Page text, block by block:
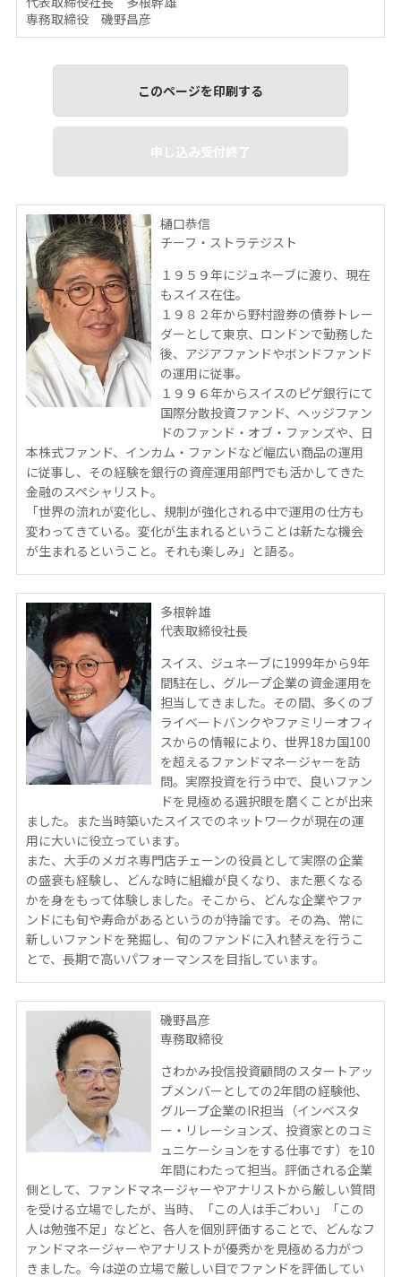
専務取締役 磯野昌彦
このページを印刷する
申し込み受付終了
樋口恭信
チーフ・ストラテジスト
１９５９年にジュネーブに渡り、現在
もスイス在住。
１９８２年から野村證券の債券トレー
ダーとして東京、ロンドンで勤務した
後、アジアファンドやボンドファンド
の運用に従事。
１９９６年からスイスのピゲ銀行にて
国際分散投資ファンド、ヘッジファン
ドのファンド・オブ・ファンズや、日
本株式ファンド、インカム・ファンドなど幅広い商品の運用
に従事し、その経験を銀行の資産運用部門でも活かしてきた
金融のスペシャリスト。
「世界の流れが変化し、規制が強化される中で運用の仕方も
変わってきている。変化が生まれるということは新たな機会
が生まれるということ。それも楽しみ」と語る。
多根幹雄
代表取締役社長
スイス、ジュネーブに1999年から9年
間駐在し、グループ企業の資金運用を
担当してきました。その間、多くのブ
ライベートバンクやファミリーオフィ
スからの情報により、世界18カ国100
を超えるファンドマネージャーを訪
問。実際投資を行う中で、良いファン
ドを見極める選択眼を磨くことが出来
ました。また当時築いたスイスでのネットワークが現在の運
用に大いに役立っています。
また、大手のメガネ専門店チェーンの役員として実際の企業
の盛衰も経験し、どんな時に組織が良くなり、また悪くなる
かを身をもって体験しました。そこから、どんな企業やファ
ンドにも旬や寿命があるというのが持論です。その為、常に
新しいファンドを発掘し、旬のファンドに入れ替えを行うこ
とで、長期で高いパフォーマンスを目指しています。
磯野昌彦
専務取締役
さわかみ投信投資顧問のスタートアッ
プメンバーとしての2年間の経験他、
グループ企業のIR担当（インベスタ
ー・リレーションズ、投資家とのコミ
ュニケーションをする仕事です）を10
年間にわたって担当。評価される企業
側として、ファンドマネージャーやアナリストから厳しい質問
を受ける立場でしたが、当時、「この人は手ごわい」「この
人は勉強不足」などと、各人を個別評価することで、どんなフ
ァンドマネージャーやアナリストが優秀かを見極める力がつ
きました。今は逆の立場で厳しい目でファンドを評価してい